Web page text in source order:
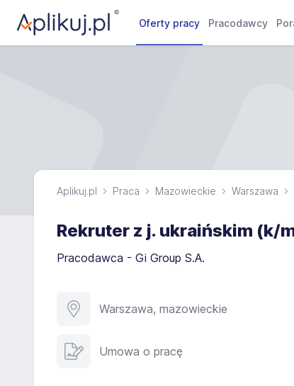
Oferty pracy Pracodawcy
Aplikuj.pl Praca Mazowieckie Warszawa
Rekruter z j. ukraińskim (k/
Pracodawca - Gi Group S.A.
Warszawa, mazowieckie
Umowa o pracę